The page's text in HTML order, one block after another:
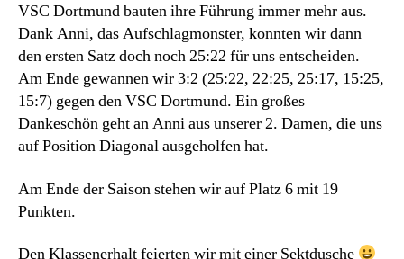
VSC Dortmund bauten ihre Führung immer mehr aus.
Dank Anni, das Aufschlagmonster, konnten wir dann
den ersten Satz doch noch 25:22 für uns entscheiden.
Am Ende gewannen wir 3:2 (25:22, 22:25, 25:17, 15:25,
15:7) gegen den VSC Dortmund. Ein großes
Dankeschön geht an Anni aus unserer 2. Damen, die uns
auf Position Diagonal ausgeholfen hat.
Am Ende der Saison stehen wir auf Platz 6 mit 19
Punkten.
Den Klassenerhalt feierten wir mit einer Sektdusche